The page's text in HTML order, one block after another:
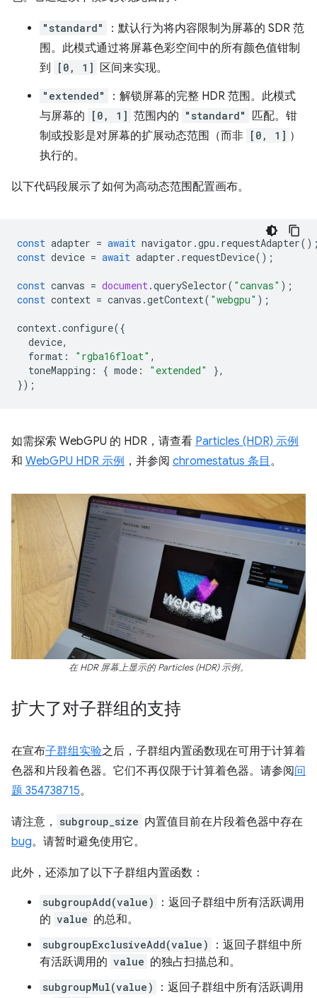
"standard"
：默认行为将内容限制为屏幕的 SDR 范
围。此模式通过将屏幕色彩空间中的所有颜色值钳制
到
[0, 1] 区间来实现。
"extended"
：解锁屏幕的完整 HDR 范围。此模式
与屏幕的
[0, 1] 范围内的 "standard"
匹配。钳
制或投影是对屏幕的扩展动态范围（而非 [0, 1] ）
执行的。
以下代码段展示了如何为高动态范围配置画布。
const adapter = await navigator .gpu . requestAdapter
const device = await adapter . requestDevice();
const canvas = document.querySelector( "canvas" );
const context = canvas .getContext( "webgpu" );
context.configure({
device,
format : "rgba16float" ,
toneMapping : { mode : "extended"
},
});
如需探索 WebGPU 的 HDR，请查看 Particles (HDR) 示例
和 WebGPU HDR 示例 ，并参阅 chromestatus 条目 。
在 HDR 屏幕上显示的 Particles (HDR) 示例。
扩大了对子群组的支持
在宣布子群组实验之后，子群组内置函数现在可用于计算着
色器和片段着色器。它们不再仅限于计算着色器。请参阅问
题 354738715。
请注意， subgroup_size 内置值目前在片段着色器中存在
bug。请暂时避免使用它。
此外，还添加了以下子群组内置函数：
subgroupAdd(value)
：返回子群组中所有活跃调用
的 value 的总和。
subgroupExclusiveAdd(value)
：返回子群组中所
有活跃调用的 value 的独占扫描总和。
subgroupMul(value)
：返回子群组中所有活跃调用